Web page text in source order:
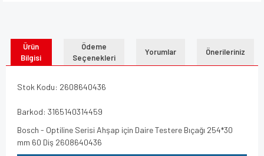
Ürün
Bilgisi
Ödeme
Seçenekleri
Yorumlar Önerileriniz
Stok Kodu: 2608640436
Barkod: 3165140314459
Bosch - Optiline Serisi Ahşap için Daire Testere Bıçağı 254*30
mm 60 Diş 2608640436